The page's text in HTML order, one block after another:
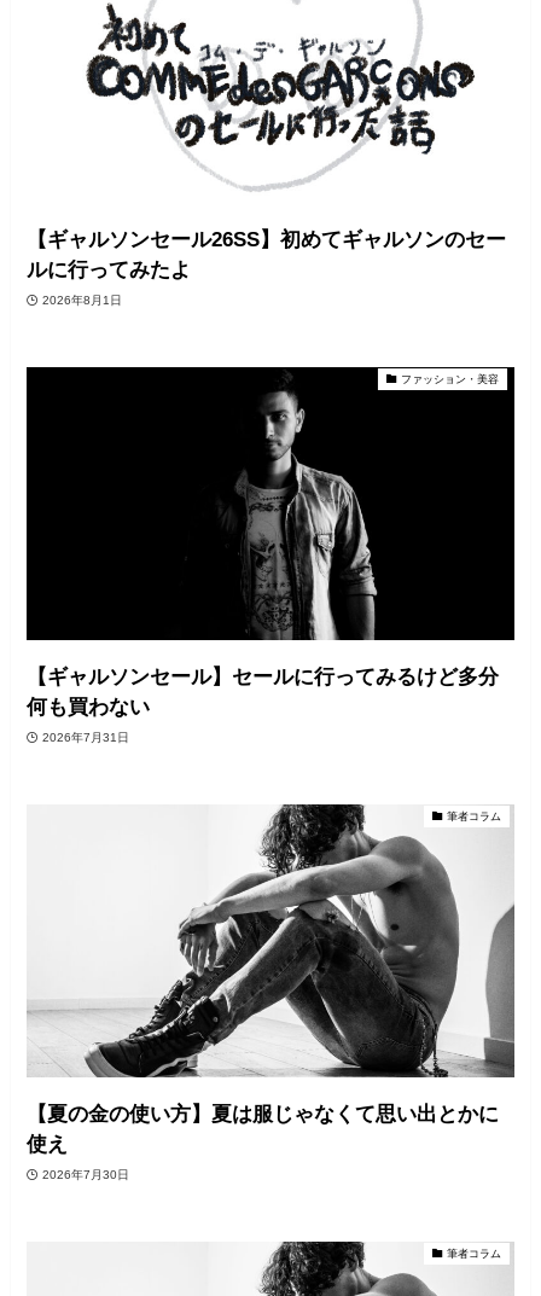
【ギャルソンセール26SS】初めてギャルソンのセー
ルに行ってみたよ
2026年8月1日
ファッション・美容
【ギャルソンセール】セールに行ってみるけど多分
何も買わない
2026年7月31日
筆者コラム
【夏の金の使い方】夏は服じゃなくて思い出とかに
使え
2026年7月30日
筆者コラム